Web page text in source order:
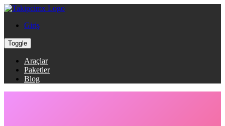
Giriş
Toggle
Araçlar
Paketler
Blog